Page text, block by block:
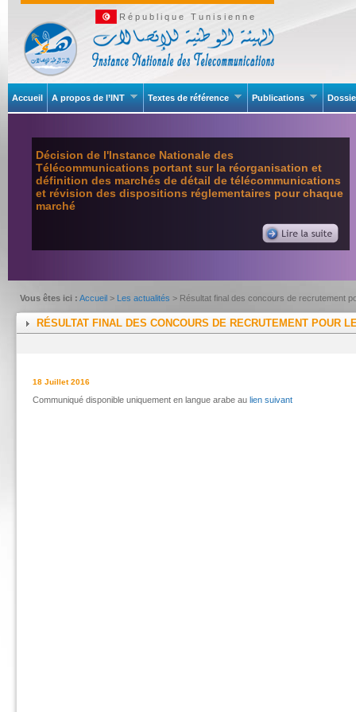
République Tunisienne
Accueil A propos de l’INT Textes de référence Publications
Décision de l'Instance Nationale des
Télécommunications portant sur la réorganisation et
définition des marchés de détail de télécommunications
et révision des dispositions réglementaires pour chaque
marché
Vous êtes ici : Accueil > Les actualités > Résultat final des concours de recrutement
RÉSULTAT FINAL DES CONCOURS DE RECRUTEMENT POUR
18 Juillet 2016
Communiqué disponible uniquement en langue arabe au lien suivant